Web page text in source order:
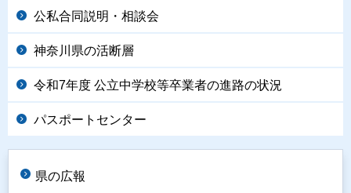
公私合同説明・相談会
神奈川県の活断層
令和7年度 公立中学校等卒業者の進路の状況
パスポートセンター
県の広報